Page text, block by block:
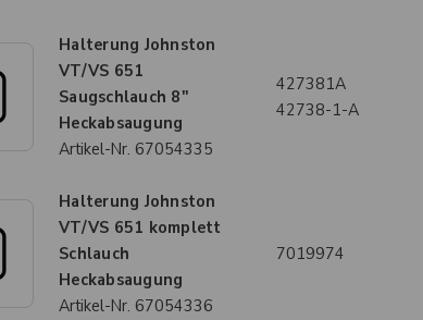
Halterung Johnston
VT/VS 651
Saugschlauch 8"
Heckabsaugung
Artikel-Nr. 67054335
427381A
42738-1-A
Halterung Johnston
VT/VS 651 komplett
Schlauch
Heckabsaugung
Artikel-Nr. 67054336
7019974